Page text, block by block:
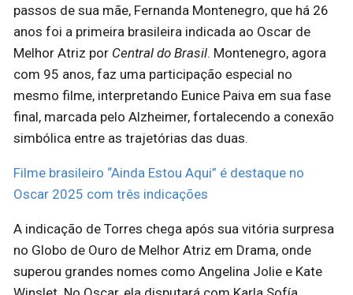
passos de sua mãe, Fernanda Montenegro, que há 26
anos foi a primeira brasileira indicada ao Oscar de
Melhor Atriz por Central do Brasil. Montenegro, agora
com 95 anos, faz uma participação especial no
mesmo filme, interpretando Eunice Paiva em sua fase
final, marcada pelo Alzheimer, fortalecendo a conexão
simbólica entre as trajetórias das duas.
Filme brasileiro “Ainda Estou Aqui” é destaque no
Oscar 2025 com três indicações
A indicação de Torres chega após sua vitória surpresa
no Globo de Ouro de Melhor Atriz em Drama, onde
superou grandes nomes como Angelina Jolie e Kate